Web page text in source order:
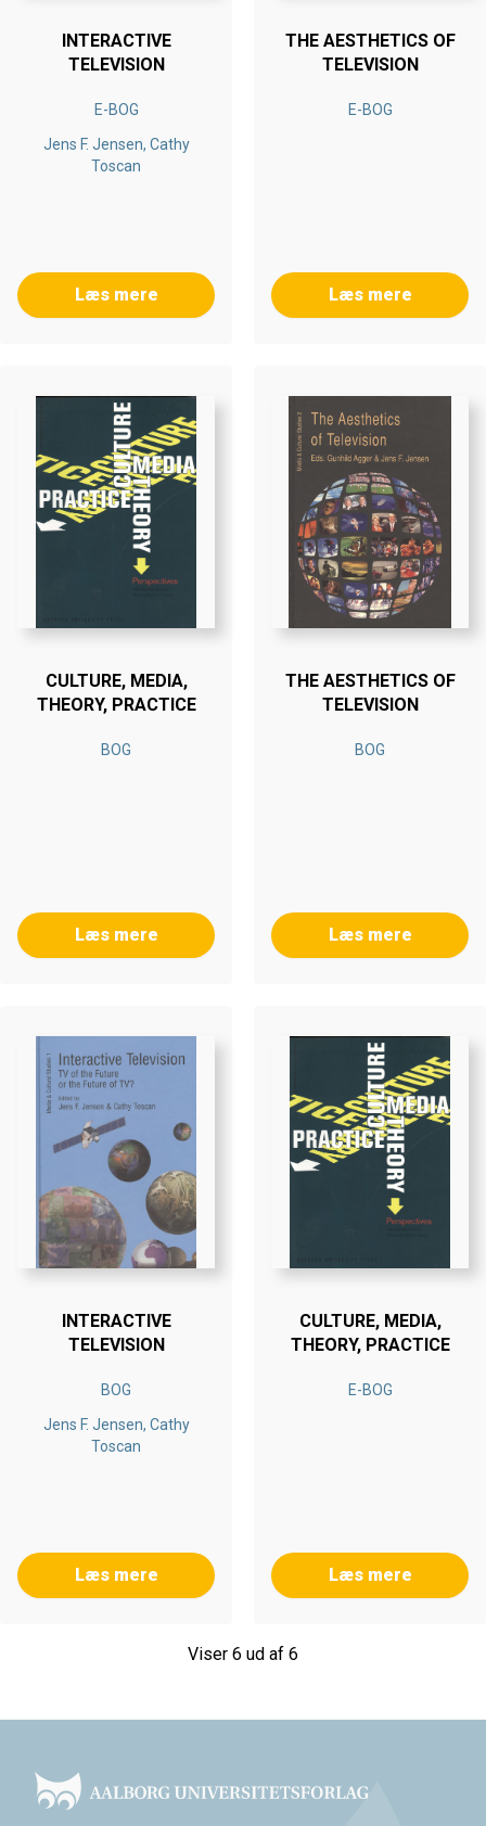
INTERACTIVE
TELEVISION
E-BOG
Jens F. Jensen, Cathy
Toscan
Læs mere
THE AESTHETICS OF
TELEVISION
E-BOG
Læs mere
CULTURE, MEDIA,
THEORY, PRACTICE
BOG
Læs mere
THE AESTHETICS OF
TELEVISION
BOG
Læs mere
INTERACTIVE
TELEVISION
BOG
Jens F. Jensen, Cathy
Toscan
Læs mere
CULTURE, MEDIA,
THEORY, PRACTICE
E-BOG
Læs mere
Viser 6 ud af 6